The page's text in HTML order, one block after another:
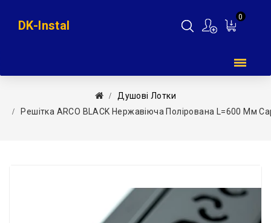
0
DK-Instal
Душові Лотки
Решітка ARCO BLACK Нержавіюча Полірована L=600 Мм